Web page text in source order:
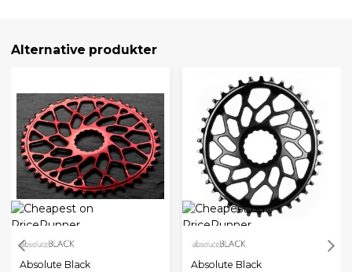
Alternative produkter
Absolute Black
Absolute Black